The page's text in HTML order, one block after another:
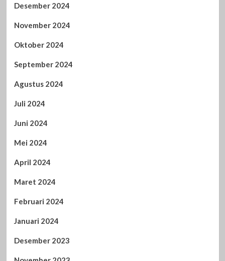
Desember 2024
November 2024
Oktober 2024
September 2024
Agustus 2024
Juli 2024
Juni 2024
Mei 2024
April 2024
Maret 2024
Februari 2024
Januari 2024
Desember 2023